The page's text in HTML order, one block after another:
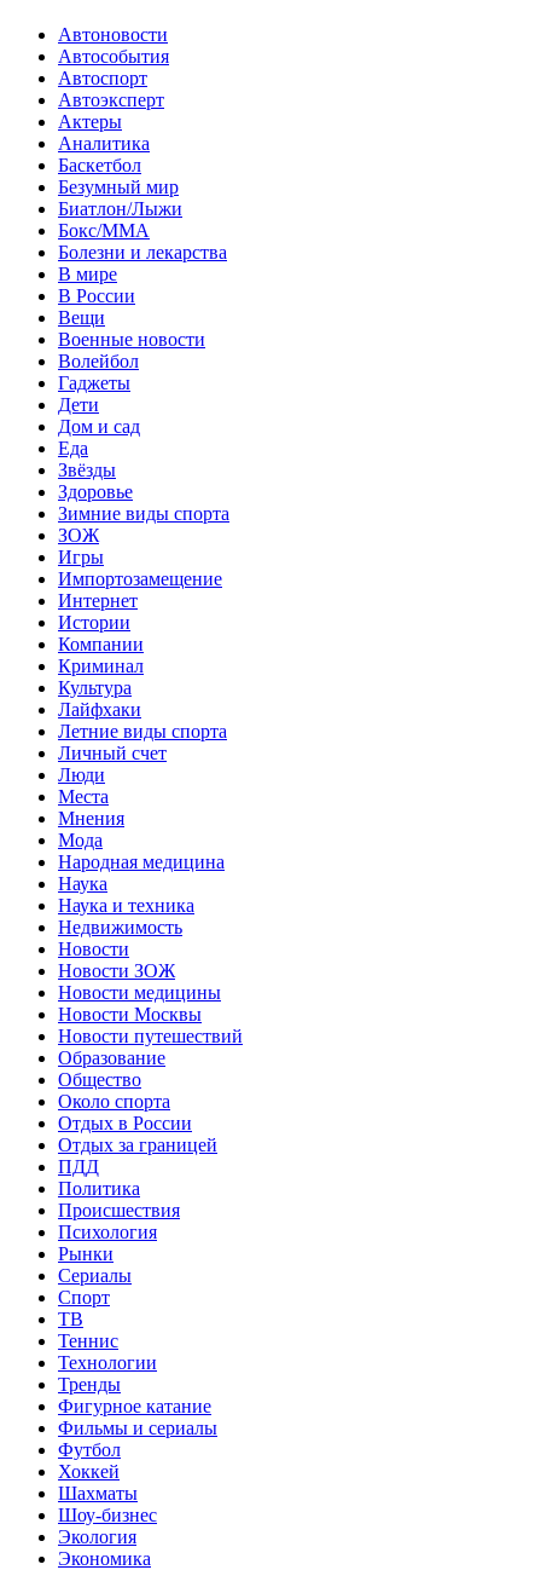
Автоновости
Автособытия
Автоспорт
Автоэксперт
Актеры
Аналитика
Баскетбол
Безумный мир
Биатлон/Лыжи
Бокс/MMA
Болезни и лекарства
В мире
В России
Вещи
Военные новости
Волейбол
Гаджеты
Дети
Дом и сад
Еда
Звёзды
Здоровье
Зимние виды спорта
ЗОЖ
Игры
Импортозамещение
Интернет
Истории
Компании
Криминал
Культура
Лайфхаки
Летние виды спорта
Личный счет
Люди
Места
Мнения
Мода
Народная медицина
Наука
Наука и техника
Недвижимость
Новости
Новости ЗОЖ
Новости медицины
Новости Москвы
Новости путешествий
Образование
Общество
Около спорта
Отдых в России
Отдых за границей
ПДД
Политика
Происшествия
Психология
Рынки
Сериалы
Спорт
ТВ
Теннис
Технологии
Тренды
Фигурное катание
Фильмы и сериалы
Футбол
Хоккей
Шахматы
Шоу-бизнес
Экология
Экономика